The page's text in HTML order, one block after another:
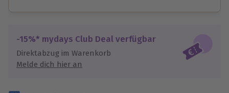
Jeder Gutschein für alle Erlebnisse einlösbar.
Maximale Sicherheit
3 Jahre gültig & verlängerbar.
-15%* mydays Club Deal verfügbar
Direktabzug im Warenkorb
Melde dich hier an